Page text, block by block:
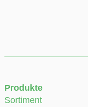
Produkte
Sortiment